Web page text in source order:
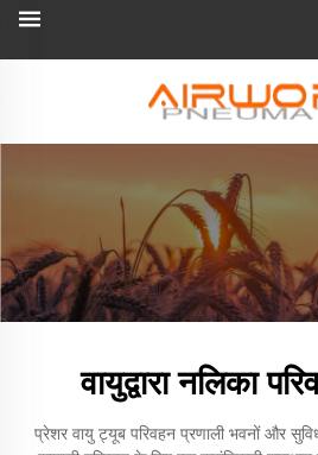
वायुद्वारा नलिका
प्रेशर वायु ट्यूब परिवहन प्रणाली भवनों और